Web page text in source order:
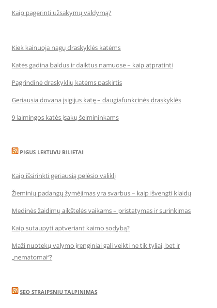
Kaip pagerinti užsakymų valdymą?
Kiek kainuoja nagų draskyklės katėms
Katės gadina baldus ir daiktus namuose – kaip atpratinti
Pagrindinė draskyklių katėms paskirtis
Geriausia dovana įsigijus katę – daugiafunkcinės draskyklės
9 laimingos katės įsakų šeimininkams
PIGUS LEKTUVU BILIETAI
Kaip išsirinkti geriausią pelėsio valiklį
Žieminių padangų žymėjimas yra svarbus – kaip išvengti klaidų
Medinės žaidimų aikštelės vaikams – pristatymas ir surinkimas
Kaip sutaupyti aptveriant kaimo sodybą?
Maži nuotekų valymo įrenginiai gali veikti ne tik tyliai, bet ir
„nematomai‘‘?
SEO STRAIPSNIU TALPINIMAS